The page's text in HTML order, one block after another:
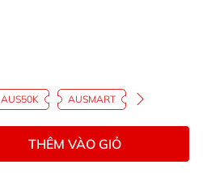
AUS50K AUSMART
THÊM VÀO GIỎ